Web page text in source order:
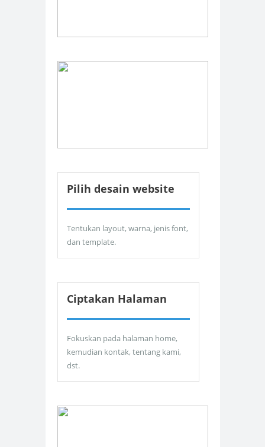
Pilih desain website
Tentukan layout, warna, jenis font,
dan template.
Ciptakan Halaman
Fokuskan pada halaman home,
kemudian kontak, tentang kami,
dst.